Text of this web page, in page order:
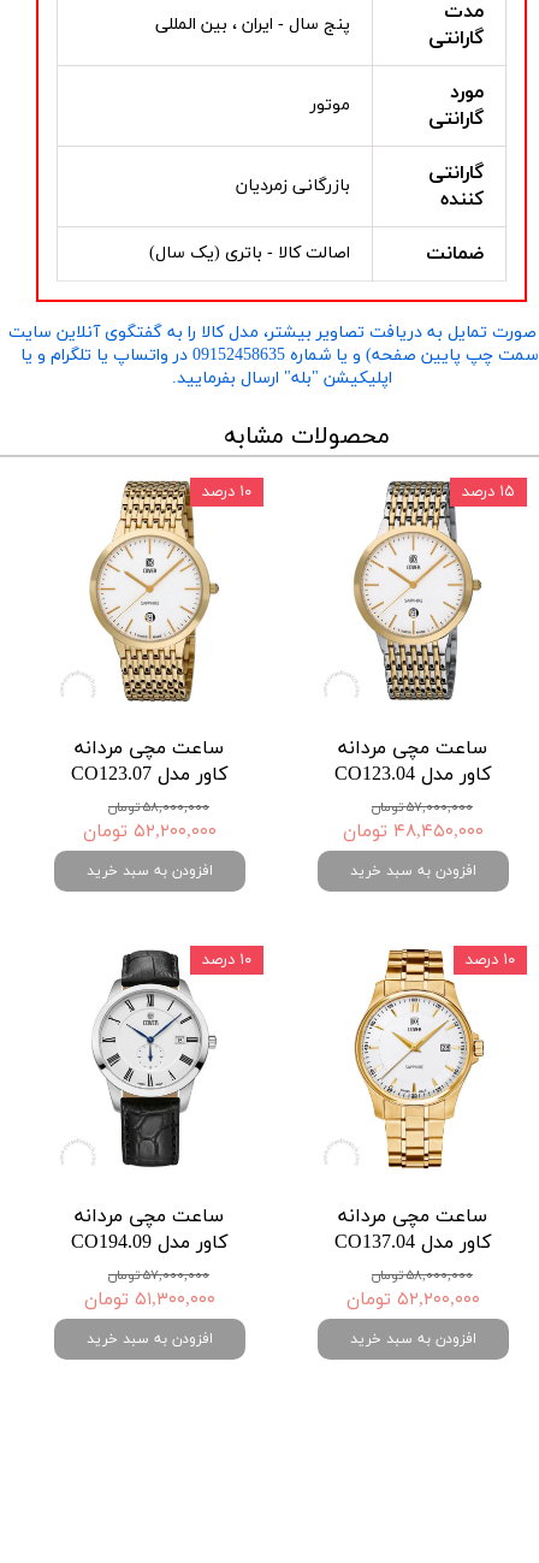
مدت
گارانتی
پنج سال - ایران ، بین المللی
مورد
گارانتی
موتور
گارانتی
کننده
بازرگانی زمردیان
ضمانت اصالت کالا - باتری (یک سال)
تمایل به دریافت تصاویر بیشتر، مدل کالا را به گفتگوی آنلاین سایت
​​​​​​​(سمت چپ پایین صفحه) و یا شماره 09152458635 در واتساپ یا تلگرام و یا
اپلیکیشن "بله" ارسال بفرمایید.
محصولات مشابه
ساعت مچی مردانه
کاور مدل CO123.04
۵۷,۰۰۰,۰۰۰ تومان
۴۸,۴۵۰,۰۰۰ تومان
افزودن به سبد خرید
۱۵ درصد
ساعت مچی مردانه
کاور مدل CO123.07
۵۸,۰۰۰,۰۰۰ تومان
۵۲,۲۰۰,۰۰۰ تومان
افزودن به سبد خرید
۱۰ درصد
ساعت مچی مردانه
کاور مدل CO137.04
۵۸,۰۰۰,۰۰۰ تومان
۵۲,۲۰۰,۰۰۰ تومان
افزودن به سبد خرید
۱۰ درصد
ساعت مچی مردانه
کاور مدل CO194.09
۵۷,۰۰۰,۰۰۰ تومان
۵۱,۳۰۰,۰۰۰ تومان
افزودن به سبد خرید
۱۰ درصد